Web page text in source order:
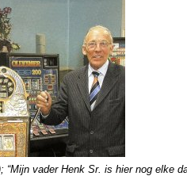
“Mijn vader Henk Sr. is hier nog elke